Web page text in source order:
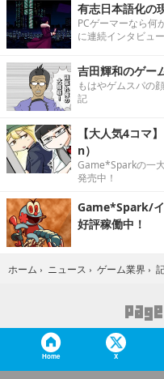
有志日本語化の
PCゲーマーなら何
に連続インタビュー
吉田輝和のゲー
もはやゲムスパの
記
【大人気4コ
n）
Game*Sparkの一
発売中！
Game*Spark/イ
好評稼働中！
ホーム › ニュース › ゲーム業界 ›
Home X